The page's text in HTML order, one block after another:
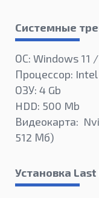
Системные
ОС: Windows 11
Процессор: Intel
ОЗУ: 4 Gb
HDD: 500 Mb
Видеокарта:
512 Мб)
Установка